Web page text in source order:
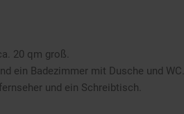
20 qm groß.
ein Badezimmer mit Dusche und WC.
und ein Schreibtisch.